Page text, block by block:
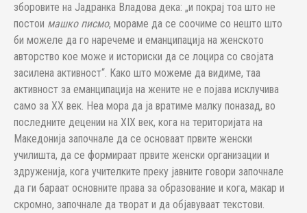
зборовите на Јад­ранка Владова дека: „и покрај тоа што не
постои машко писмо, мораме да се соочиме со нешто што
би можеле да го на­речеме и еманципација на женското
авторство кое може и историски да се лоцира со својата
засилена активност“. Како што можеме да видиме, таа
активност за еманципација на жените не е појава исклучива
само за XX век. Неа мора да ја вратиме малку поназад, во
последните децении на XIX век, кога на територијата на
Македонија започнале да се основаат првите женс­ки
училишта, да се формираат првите женски организации и
здру­же­ни­ја, кога учителките преку јавните говори започнале
да ги бараат ос­нов­ни­те права за образование и кога, макар и
скромно, започнале да творат и да објавуваат текстови.